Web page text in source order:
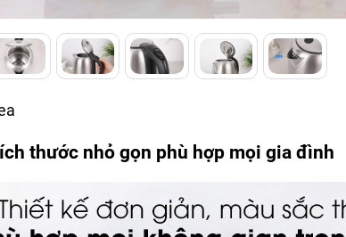
thước nhỏ gọn phù hợp mọi gia đình